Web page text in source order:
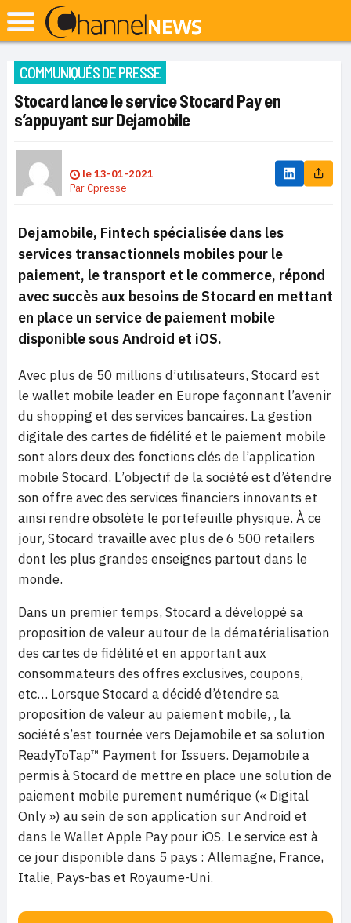
COMMUNIQUÉS DE PRESSE
Stocard lance le service Stocard Pay en
s’appuyant sur Dejamobile
le13-01-2021
ParCpresse
Dejamobile, Fintech spécialisée dans les
services transactionnels mobiles pour le
paiement, le transport et le commerce, répond
avec succès aux besoins de Stocard en mettant
en place un service de paiement mobile
disponible sous Android et iOS.
Avec plus de 50 millions d’utilisateurs, Stocard est
le wallet mobile leader en Europe façonnant l’avenir
du shopping et des services bancaires. La gestion
digitale des cartes de fidélité et le paiement mobile
sont alors deux des fonctions clés de l’application
mobile Stocard. L’objectif de la société est d’étendre
son offre avec des services financiers innovants et
ainsi rendre obsolète le portefeuille physique. À ce
jour, Stocard travaille avec plus de 6 500 retailers
dont les plus grandes enseignes partout dans le
monde.
Dans un premier temps, Stocard a développé sa
proposition de valeur autour de la dématérialisation
des cartes de fidélité et en apportant aux
consommateurs des offres exclusives, coupons,
etc… Lorsque Stocard a décidé d’étendre sa
proposition de valeur au paiement mobile, , la
société s’est tournée vers Dejamobile et sa solution
ReadyToTap™ Payment for Issuers. Dejamobile a
permis à Stocard de mettre en place une solution de
paiement mobile purement numérique (« Digital
Only ») au sein de son application sur Android et
dans le Wallet Apple Pay pour iOS. Le service est à
ce jour disponible dans 5 pays : Allemagne, France,
Italie, Pays-bas et Royaume-Uni.